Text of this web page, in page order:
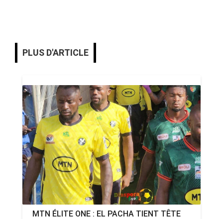
PLUS D'ARTICLE
MTN ÉLITE ONE : EL PACHA TIENT TÊTE